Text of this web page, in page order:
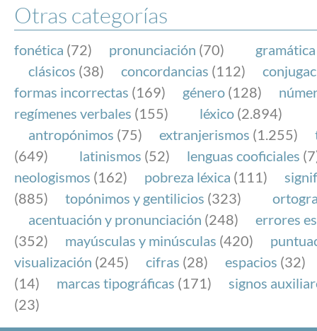
Otras categorías
fonética (72) pronunciación (70) gramática
clásicos (38) concordancias (112)
formas incorrectas (169) género (128)
regímenes verbales (155) léxico (2.894)
antropónimos (75) extranjerismos (1.255)
(649)
latinismos (52) lenguas cooficiales
neologismos (162) pobreza léxica (111)
(885)
topónimos y gentilicios (323)
acentuación y pronunciación (248)
errores
(352)
mayúsculas y minúsculas (420)
visualización (245) cifras (28) espacios (32)
(14)
marcas tipográficas (171)
signos
(23)